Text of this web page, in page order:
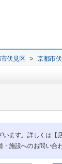
伏見区 > 京都市
ます。詳しくは【
施設へのお問い合